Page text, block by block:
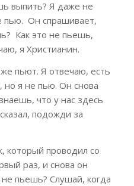
выпить? Я даже не
пью. Он спрашивает,
Как это не пьешь,
я Христианин.
пьют. Я отвечаю, есть
но я не пью. Он снова
что у нас здесь
подожди за
который проводил со
раз, и снова он
пьешь? Слушай, когда